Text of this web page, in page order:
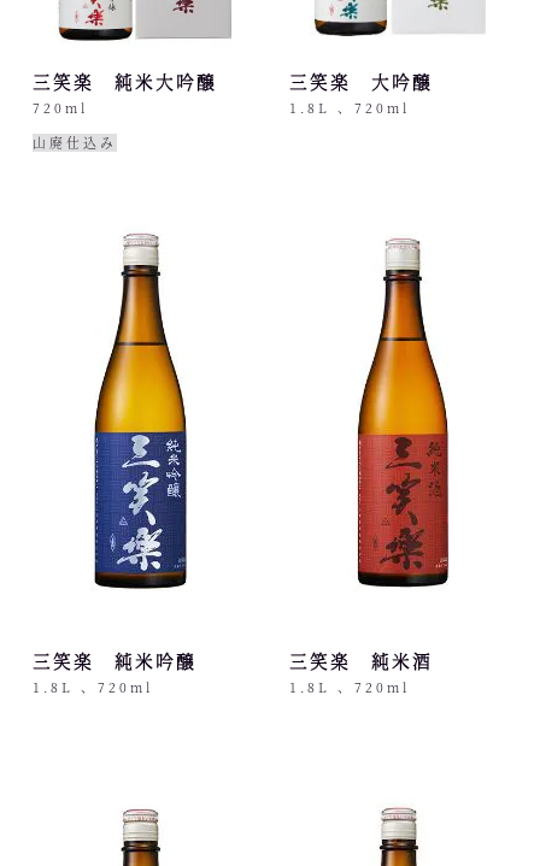
三笑楽 純米大吟醸
720ml
山廃仕込み
三笑楽 大吟醸
1.8L 、720ml
三笑楽 純米吟醸
1.8L 、720ml
三笑楽 純米酒
1.8L 、720ml